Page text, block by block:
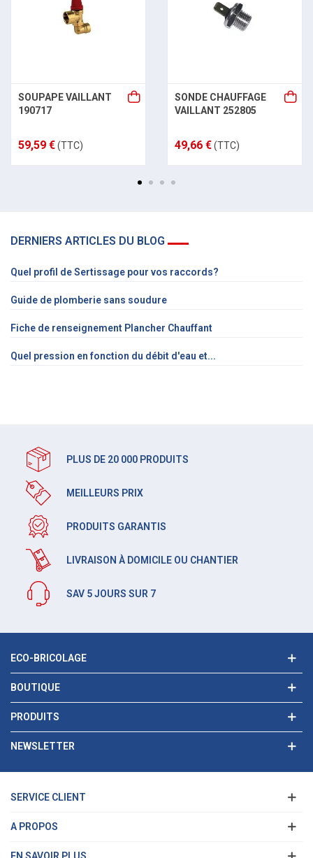
SOUPAPE VAILLANT
190717
59,59 €(TTC)
SONDE CHAUFFAGE
VAILLANT 252805
49,66 €(TTC)
DERNIERS ARTICLES DU BLOG
Quel profil de Sertissage pour vos raccords?
Guide de plomberie sans soudure
Fiche de renseignement Plancher Chauffant
Quel pression en fonction du débit d'eau et...
PLUS DE 20 000 PRODUITS
MEILLEURS PRIX
PRODUITS GARANTIS
LIVRAISON À DOMICILE OU CHANTIER
SAV 5 JOURS SUR 7
ECO-BRICOLAGE
BOUTIQUE
PRODUITS
NEWSLETTER
SERVICE CLIENT
A PROPOS
EN SAVOIR PLUS